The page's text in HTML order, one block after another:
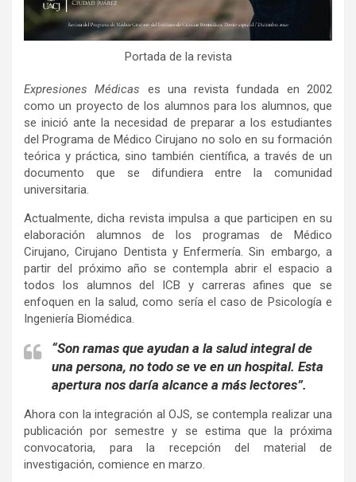
Portada de la revista
Expresiones Médicas es una revista fundada en 2002
como un proyecto de los alumnos para los alumnos, que
se inició ante la necesidad de preparar a los estudiantes
del Programa de Médico Cirujano no solo en su formación
teórica y práctica, sino también científica, a través de un
documento que se difundiera entre la comunidad
universitaria.
Actualmente, dicha revista impulsa a que participen en su
elaboración alumnos de los programas de Médico
Cirujano, Cirujano Dentista y Enfermería. Sin embargo, a
partir del próximo año se contempla abrir el espacio a
todos los alumnos del ICB y carreras afines que se
enfoquen en la salud, como sería el caso de Psicología e
Ingeniería Biomédica.
“Son ramas que ayudan a la salud integral de
una persona, no todo se ve en un hospital. Esta
apertura nos daría alcance a más lectores”.
Ahora con la integración al OJS, se contempla realizar una
publicación por semestre y se estima que la próxima
convocatoria, para la recepción del material de
investigación, comience en marzo.